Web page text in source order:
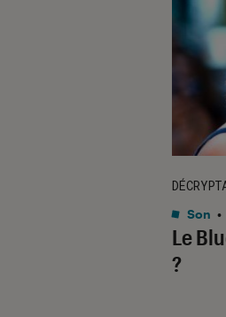
Le
?
Son •